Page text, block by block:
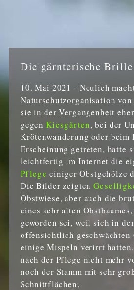
Die gärnterische
10. Mai 2021 - Neulich
Naturschutzorganisation
sie in der Vergangenheit
gegenKiesgärten, bei der
Krötenwanderung oder beim
Erscheinung getreten, hatte
leichtfertig im Internet die
Pflegeeiniger Obstgehölze
Die Bilder zeigten
Obstwiese, aber auch die
eines sehr alten
geworden sei, weil sich in
offensichtlich geschwächten
einige Mispeln verirrt
nach der Pflege nicht mehr
noch der Stamm mit sehr
Schnittflächen.